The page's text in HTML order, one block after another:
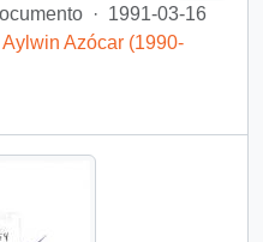
· 1991-03-16
Azócar (1990-